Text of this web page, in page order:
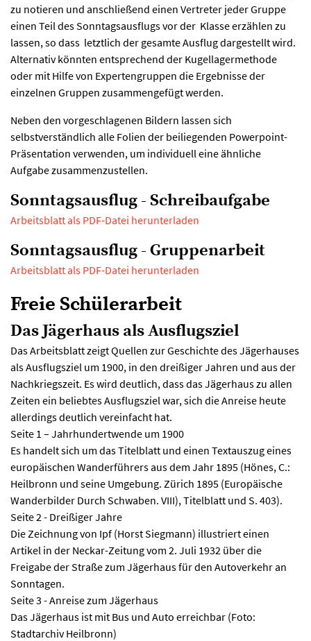
zu notieren und anschließend einen Vertreter jeder Gruppe
einen Teil des Sonntagsausflugs vor der Klasse erzählen zu
lassen, so dass letztlich der gesamte Ausflug dargestellt wird.
Alternativ könnten entsprechend der Kugellagermethode
oder mit Hilfe von Expertengruppen die Ergebnisse der
einzelnen Gruppen zusammengefügt werden.
Neben den vorgeschlagenen Bildern lassen sich
selbstverständlich alle Folien der beiliegenden Powerpoint-
Präsentation verwenden, um individuell eine ähnliche
Aufgabe zusammenzustellen.
Sonntagsausflug - Schreibaufgabe
Arbeitsblatt als PDF-Datei herunterladen
Sonntagsausflug - Gruppenarbeit
Arbeitsblatt als PDF-Datei herunterladen
Freie Schülerarbeit
Das Jägerhaus als Ausflugsziel
Das Arbeitsblatt zeigt Quellen zur Geschichte des Jägerhauses
als Ausflugsziel um 1900, in den dreißiger Jahren und aus der
Nachkriegszeit. Es wird deutlich, dass das Jägerhaus zu allen
Zeiten ein beliebtes Ausflugsziel war, sich die Anreise heute
allerdings deutlich vereinfacht hat.
Seite 1 – Jahrhundertwende um 1900
Es handelt sich um das Titelblatt und einen Textauszug eines
europäischen Wanderführers aus dem Jahr 1895 (Hönes, C.:
Heilbronn und seine Umgebung. Zürich 1895 (Europäische
Wanderbilder Durch Schwaben. VIII), Titelblatt und S. 403).
Seite 2 - Dreißiger Jahre
Die Zeichnung von Ipf (Horst Siegmann) illustriert einen
Artikel in der Neckar-Zeitung vom 2. Juli 1932 über die
Freigabe der Straße zum Jägerhaus für den Autoverkehr an
Sonntagen.
Seite 3 - Anreise zum Jägerhaus
Das Jägerhaus ist mit Bus und Auto erreichbar (Foto:
Stadtarchiv Heilbronn)